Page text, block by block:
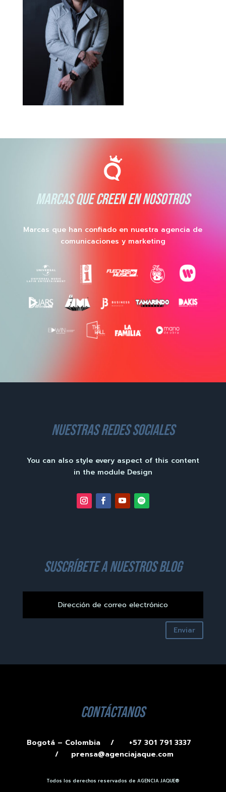
MARCAS QUE CREEN EN NOSOTROS
Marcas que han confiado en nuestra agencia de
comunicaciones y marketing
nuestras redes sociales
You can also style every aspect of this content
in the module Design
suscríbete a nuestros blog
Enviar
contáctanos
Bogotá – Colombia /
+57 301 791 3337
/ prensa@agenciajaque.com
Todos los derechos reservados de AGENCIA JAQUE®